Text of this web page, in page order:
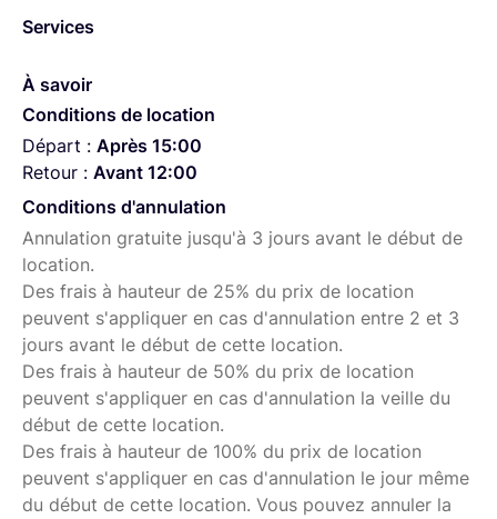
Services
À savoir
Conditions de location
Départ : Après 15:00
Retour : Avant 12:00
Conditions d'annulation
Annulation gratuite jusqu'à 3 jours avant le début de
location.
Des frais à hauteur de 25% du prix de location
peuvent s'appliquer en cas d'annulation entre 2 et 3
jours avant le début de cette location.
Des frais à hauteur de 50% du prix de location
peuvent s'appliquer en cas d'annulation la veille du
début de cette location.
Des frais à hauteur de 100% du prix de location
peuvent s'appliquer en cas d'annulation le jour même
du début de cette location. Vous pouvez annuler la